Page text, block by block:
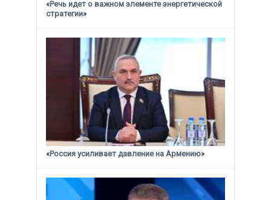
«Речь идет о важном элементе энергетической
стратегии»
«Россия усиливает давление на Армению»